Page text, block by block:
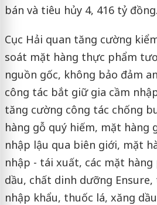
bán và tiêu hủy 4, 416 tỷ đồng.
Cục Hải quan tăng cường
soát mặt hàng thực phẩm
nguồn gốc, không bảo đảm
công tác bắt giữ gia cầm
tăng cường công tác chống
hàng gỗ quý hiếm, mặt hàng
nhập lậu qua biên giới, mặt
nhập - tái xuất, các mặt hàng
dầu, chất dinh dưỡng
nhập khẩu, thuốc lá, xăng